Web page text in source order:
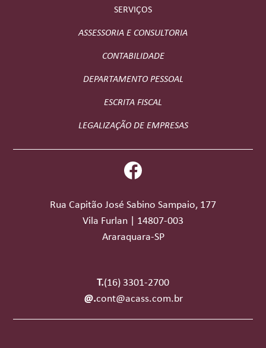
SERVIÇOS
ASSESSORIA E CONSULTORIA
CONTABILIDADE
DEPARTAMENTO PESSOAL
ESCRITA FISCAL
LEGALIZAÇÃO DE EMPRESAS
Rua Capitão José Sabino Sampaio, 177
Vila Furlan | 14807-003
Araraquara-SP
T.(16) 3301-2700
@.cont@acass.com.br